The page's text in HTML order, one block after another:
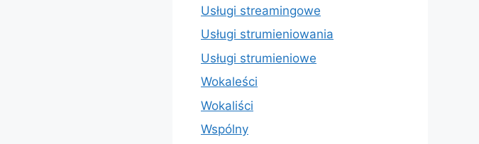
Usługi streamingowe
Usługi strumieniowania
Usługi strumieniowe
Wokaleści
Wokaliści
Wspólny